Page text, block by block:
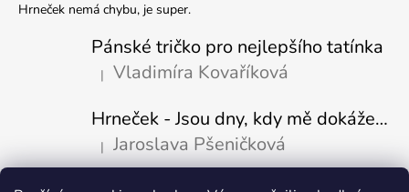
Hrneček nemá chybu, je super.
Pánské tričko pro nejlepšího tatínka
Hodnocení produktu je 5 z 5 hvězdiček.
| Vladimíra Kovaříková
Hrneček - Jsou dny, kdy mě dokáže nasrat i vzduch-naštvaný pejsek
Hodnocení produktu je 5 z 5 hvězdiček.
| Jaroslava Pšeničková